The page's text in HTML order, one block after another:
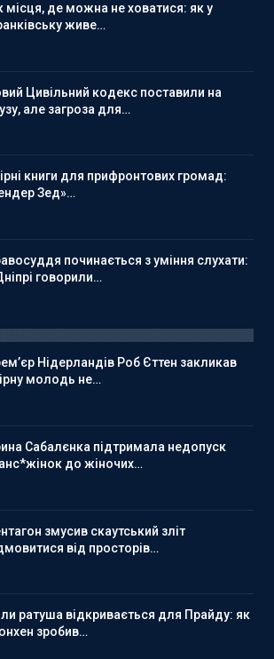
місця, де можна не ховатися: як у
живе…
Цивільний кодекс поставили на
але загроза для…
книги для прифронтових громад:
Зед»…
починається з уміння слухати:
говорили…
Нідерландів Роб Єттен закликав
молодь не…
Сабалєнка підтримала недопуск
до жіночих…
змусив скаутський зліт
від просторів…
ратуша відкривається для Прайду: як
зробив…